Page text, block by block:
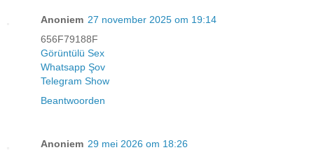
Anoniem 27 november 2025 om 19:14
656F79188F
Görüntülü Sex
Whatsapp Şov
Telegram Show
Beantwoorden
Anoniem 29 mei 2026 om 18:26